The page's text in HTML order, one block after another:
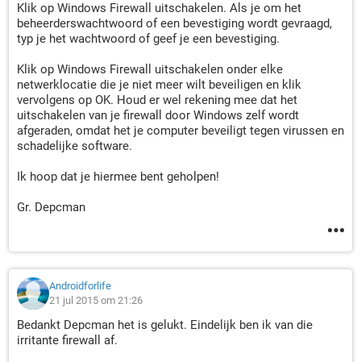
Klik op Windows Firewall uitschakelen. Als je om het
beheerderswachtwoord of een bevestiging wordt gevraagd,
typ je het wachtwoord of geef je een bevestiging.
Klik op Windows Firewall uitschakelen onder elke
netwerklocatie die je niet meer wilt beveiligen en klik
vervolgens op OK. Houd er wel rekening mee dat het
uitschakelen van je firewall door Windows zelf wordt
afgeraden, omdat het je computer beveiligt tegen virussen en
schadelijke software.
Ik hoop dat je hiermee bent geholpen!
Gr. Depcman
Androidforlife
21 jul 2015 om 21:26
Bedankt Depcman het is gelukt. Eindelijk ben ik van die
irritante firewall af.